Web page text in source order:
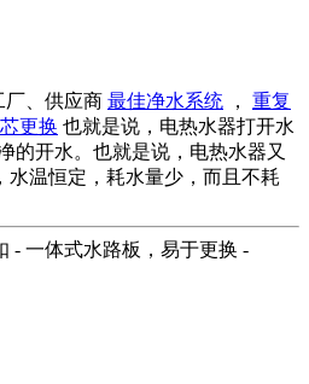
厂、供应商 最佳净水系统 ， 重复
更换 也就是说，电热水器打开水
的开水。也就是说，电热水器又
水温恒定，耗水量少，而且不耗
- 一体式水路板，易于更换 -